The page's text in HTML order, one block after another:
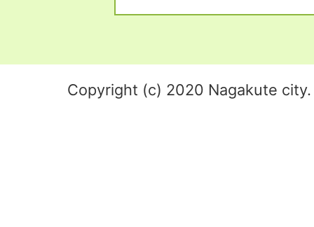
Copyright (c) 2020 Nagakute